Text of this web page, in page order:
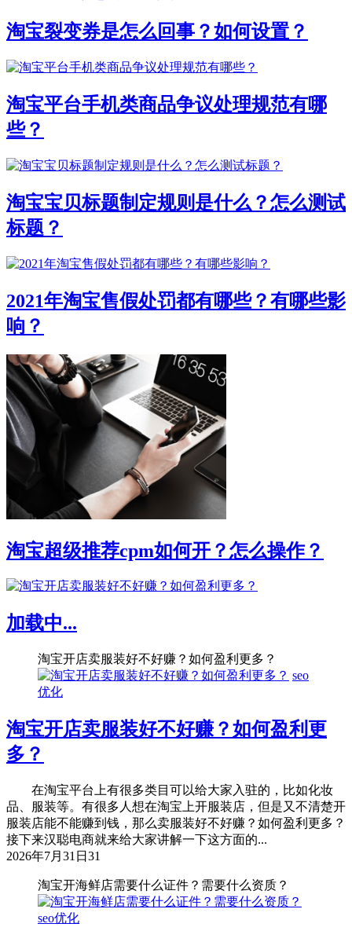
淘宝裂变券是怎么回事？如何设置？
淘宝平台手机类商品争议处理规范有哪
些？
淘宝宝贝标题制定规则是什么？怎么测试
标题？
2021年淘宝售假处罚都有哪些？有哪些影
响？
淘宝超级推荐cpm如何开？怎么操作？
加载中...
淘宝开店卖服装好不好赚？如何盈利更多？
seo
优化
淘宝开店卖服装好不好赚？如何盈利更
多？
在淘宝平台上有很多类目可以给大家入驻的，比如化妆
品、服装等。有很多人想在淘宝上开服装店，但是又不清楚开
服装店能不能赚到钱，那么卖服装好不好赚？如何盈利更多？
接下来汉聪电商就来给大家讲解一下这方面的...
2026年7月31日 31
淘宝开海鲜店需要什么证件？需要什么资质？
seo优化